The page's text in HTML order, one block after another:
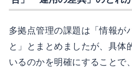
多拠点管理の課題は「情報が
と」とまとめましたが、具体
いるのかを明確にすることで